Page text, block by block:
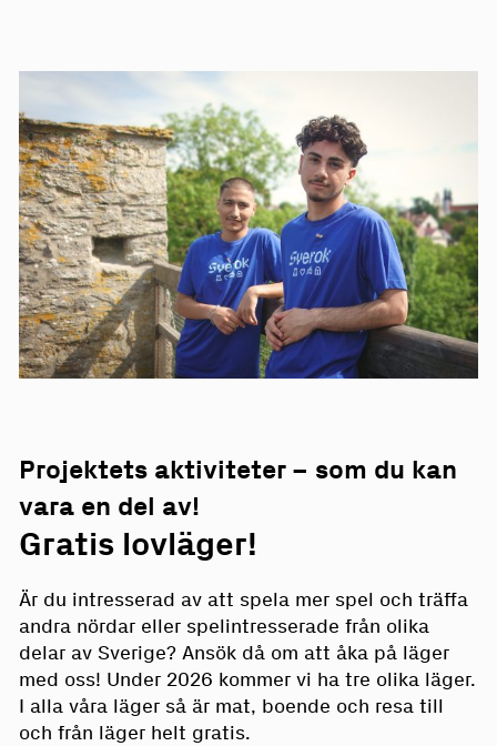
Projektets aktiviteter – som du kan
vara en del av!
Gratis lovläger!
Är du intresserad av att spela mer spel och träffa
andra nördar eller spelintresserade från olika
delar av Sverige? Ansök då om att åka på läger
med oss! Under 2026 kommer vi ha tre olika läger.
I alla våra läger så är mat, boende och resa till
och från läger helt gratis.